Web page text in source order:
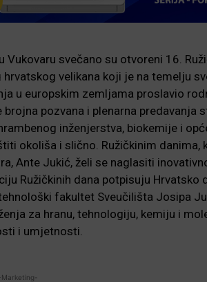
svečano su otvoreni 16.
velikana koji je na temelju
u europskim zemljama proslavio
pozvana i plenarna predavanja
inženjerstva, biokemije i
okoliša i slično. Ružičkinim danima,
Ante Jukić, želi se naglasiti
Ružičkinih dana potpisuju Hrvatsko
fakultet Sveučilišta Josipa
za hranu, tehnologiju, kemiju i
i umjetnosti.